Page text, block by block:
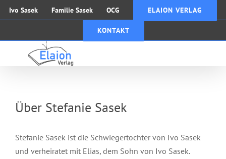
Zum
Inhalt
Ivo Sasek Familie Sasek OCG ELAION VERLAG
KONTAKT
Über Stefanie Sasek
Stefanie Sasek ist die Schwiegertochter von Ivo Sasek
und verheiratet mit Elias, dem Sohn von Ivo Sasek.